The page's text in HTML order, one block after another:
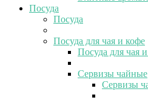
Посуда
Посуда
Посуда для чая и кофе
Посуда для чая
Сервизы чайные
Сервизы